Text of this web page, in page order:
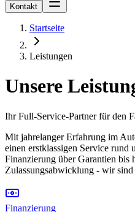
Kontakt
Startseite
Leistungen
Unsere
Ihr Full-Service-Partner für den
Mit jahrelanger Erfahrung im
einen erstklassigen Service rund
Finanzierung über Garantien bis
Zulassungsabwicklung - wir sind
Finanzierung